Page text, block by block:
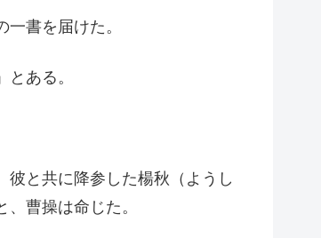
書を届けた。
ある。
と共に降参した楊秋（ようし
曹操は命じた。